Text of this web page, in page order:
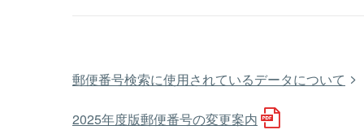
郵便番号検索に使用されているデータについて
2025年度版郵便番号の変更案内